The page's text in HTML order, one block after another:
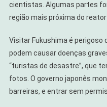
cientistas. Algumas partes
região mais próxima do
Visitar Fukushima é perigoso
podem causar doenças
“turistas de desastre”, que
fotos. O governo japonês
barreiras, e entrar sem